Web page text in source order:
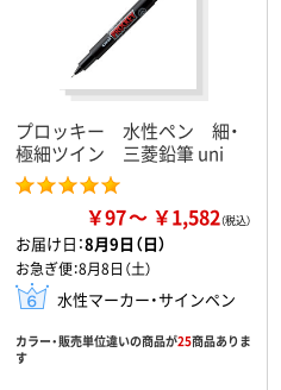
プロッキー 水性ペン 細・
極細ツイン 三菱鉛筆 uni
￥97 ￥1,582
お届け日：8月9日（日）
お急ぎ便：8月8日（土）
水性マーカー・サインペン
カラー・販売単位違いの商品が25商品ありま
す